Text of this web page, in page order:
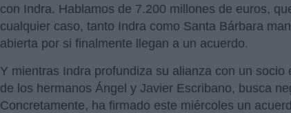
con Indra. Hablamos de 7.200 millones de euros,
cualquier caso, tanto Indra como Santa Bárbara
abierta por si finalmente llegan a un acuerdo.
Y mientras Indra profundiza su alianza con un socio
de los hermanos Ángel y Javier Escribano, busca
Concretamente, ha firmado este miércoles un